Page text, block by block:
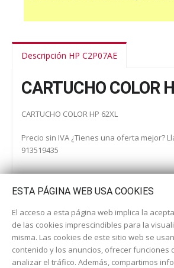
Descripción HP C2P07AE
CARTUCHO COLOR
CARTUCHO COLOR HP 62XL
Precio sin IVA ¿Tienes una oferta mejor?
913519435
ESTA PÁGINA WEB USA COOKIES
El acceso a esta página web implica la
de las cookies imprescindibles para la
misma. Las cookies de este sitio web se
contenido y los anuncios, ofrecer funciones
analizar el tráfico. Además, compartimos